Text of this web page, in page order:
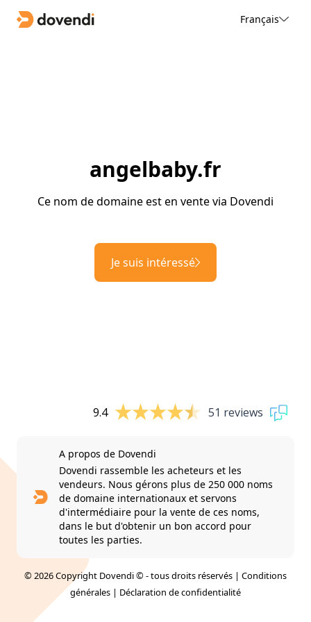
Français
angelbaby.fr
Ce nom de domaine est en vente via Dovendi
Je suis intéressé
9.4 51 reviews
A propos de Dovendi
Dovendi rassemble les acheteurs et les
vendeurs. Nous gérons plus de 250 000 noms
de domaine internationaux et servons
d'intermédiaire pour la vente de ces noms,
dans le but d'obtenir un bon accord pour
toutes les parties.
© 2026 Copyright Dovendi © - tous droits réservés | Conditions
générales | Déclaration de confidentialité